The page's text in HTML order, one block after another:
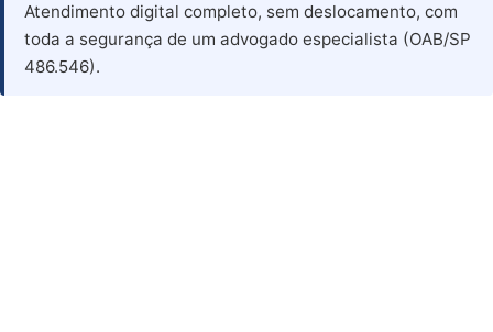
Atendimento digital completo, sem deslocamento, com
toda a segurança de um advogado especialista (OAB/SP
486.546).